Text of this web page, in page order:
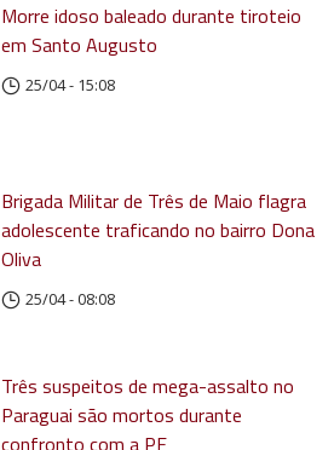
Morre idoso baleado durante tiroteio
em Santo Augusto
25/04 - 15:08
Brigada Militar de Três de Maio flagra
adolescente traficando no bairro Dona
Oliva
25/04 - 08:08
Três suspeitos de mega-assalto no
Paraguai são mortos durante
confronto com a PF